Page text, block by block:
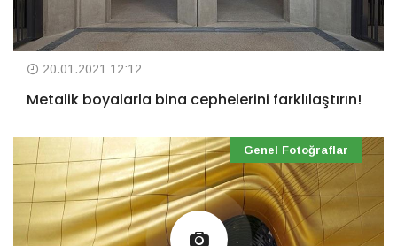
20.01.2021 12:12
Metalik boyalarla bina cephelerini farklılaştırın!
Genel Fotoğraflar